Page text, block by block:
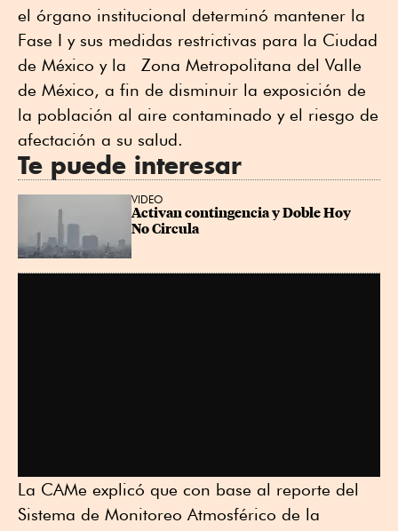
el órgano institucional determinó mantener la
Fase I y sus medidas restrictivas para la Ciudad
de México y la Zona Metropolitana del Valle
de México, a fin de disminuir la exposición de
la población al aire contaminado y el riesgo de
afectación a su salud.
Te puede interesar
VIDEO
Activan contingencia y Doble Hoy
No Circula
La CAMe explicó que con base al reporte del
Sistema de Monitoreo Atmosférico de la